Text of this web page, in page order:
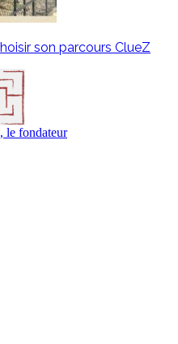
son parcours ClueZ
le fondateur